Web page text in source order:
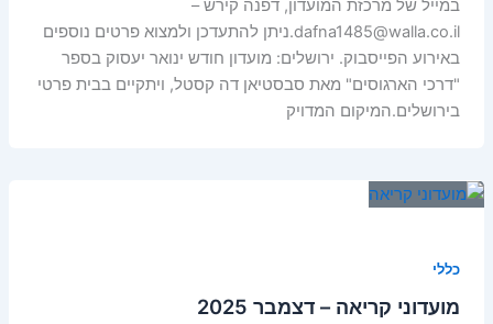
במייל של מרכזת המועדון, דפנה קירש –
dafna1485@walla.co.il.ניתן להתעדכן ולמצוא פרטים נוספים
באירוע הפייסבוק. ירושלים: מועדון חודש ינואר יעסוק בספר
"דרכי הארגוסים" מאת סבסטיאן דה קסטל, ויתקיים בבית פרטי
בירושלים.המיקום המדויק
כללי
מועדוני קריאה – דצמבר 2025